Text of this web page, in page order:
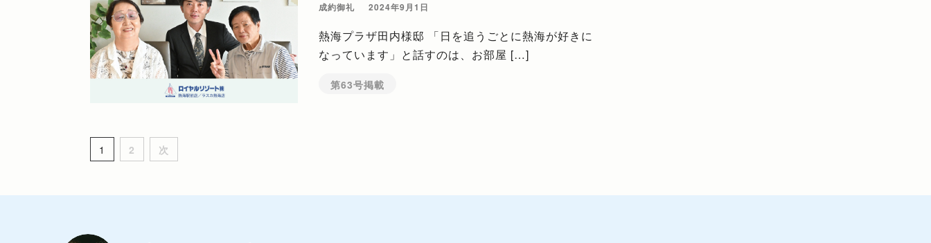
成約御礼 2024年9月1日
熱海プラザ田内様邸 「日を追うごとに熱海が好きに
なっています」と話すのは、お部屋 […]
第63号掲載
投
ビ
固1
固
2 次